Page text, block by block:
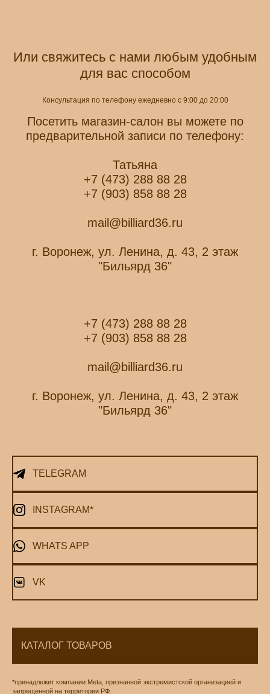
Или свяжитесь с нами любым удобным
для вас способом
Консультация по телефону ежедневно с 9:00 до 20:00
Посетить магазин-салон вы можете по
предварительной записи по телефону:
Татьяна
+7 (473) 288 88 28
+7 (903) 858 88 28
mail@billiard36.ru
г. Воронеж, ул. Ленина, д. 43, 2 этаж
"Бильярд 36"
+7 (473) 288 88 28
+7 (903) 858 88 28
mail@billiard36.ru
г. Воронеж, ул. Ленина, д. 43, 2 этаж
"Бильярд 36"
TELEGRAM
INSTAGRAM*
WHATS APP
VK
КАТАЛОГ ТОВАРОВ
*принадлежит компании Meta, признанной экстремистской организацией и
запрещенной на территории РФ.